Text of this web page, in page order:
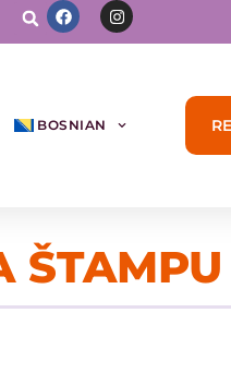
BOSNIAN
ŠTAMPU